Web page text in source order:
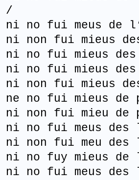
no fui meus de
non fui mieus
no fui mieus
no fui mieus
non fui mieus
no fui mieus de
non fui mieu de
no fui meus des
non fui meu des
no fuy mieus de
no fui meus des